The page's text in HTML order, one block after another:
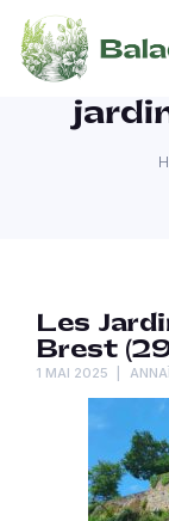
Les
Brest
1 MAI 2025